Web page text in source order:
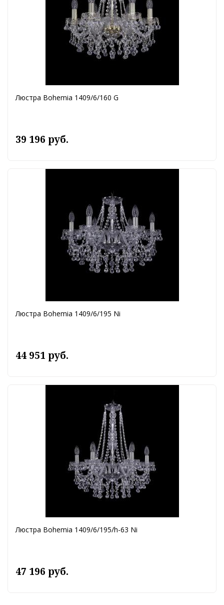
Люстра Bohemia 1409/6/160 G
39 196 руб.
Люстра Bohemia 1409/6/195 Ni
44 951 руб.
Люстра Bohemia 1409/6/195/h-63 Ni
47 196 руб.